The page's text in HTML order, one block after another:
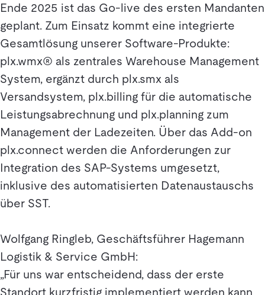
Ende 2025 ist das Go-live des ersten Mandanten
geplant. Zum Einsatz kommt eine integrierte
Gesamtlösung unserer Software-Produkte:
plx.wmx® als zentrales Warehouse Management
System, ergänzt durch plx.smx als
Versandsystem, plx.billing für die automatische
Leistungsabrechnung und plx.planning zum
Management der Ladezeiten. Über das Add-on
plx.connect werden die Anforderungen zur
Integration des SAP-Systems umgesetzt,
inklusive des automatisierten Datenaustauschs
über SST.
Wolfgang Ringleb, Geschäftsführer Hagemann
Logistik & Service GmbH:
„Für uns war entscheidend, dass der erste
Standort kurzfristig implementiert werden kann